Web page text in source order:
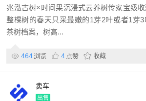
兆泓古树×时间果沉浸式云养树传家宝级
整棵树的春天只采最嫩的1芽2叶或者1芽
茶树档案，树高...
464浏览 4 点赞 收藏
卖车
出售